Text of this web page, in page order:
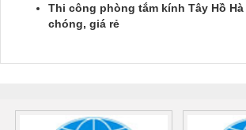
Thi công phòng tắm kính Tây Hồ
chóng, giá rẻ